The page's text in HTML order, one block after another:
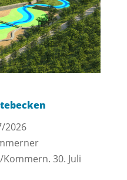
2026
30. Juli